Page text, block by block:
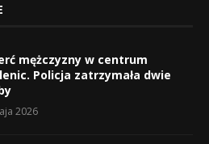
mężczyzny w centrum
Policja zatrzymała dwie
2026